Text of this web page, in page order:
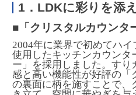
1．LDKに彩りを添
■「クリスタルカウンタ
2004年に業界で初めてハ
使用したキッチンカウンタ
ー」を採用しました。すり
感と高い機能性が好評の「
の裏面に柄を施すことで、